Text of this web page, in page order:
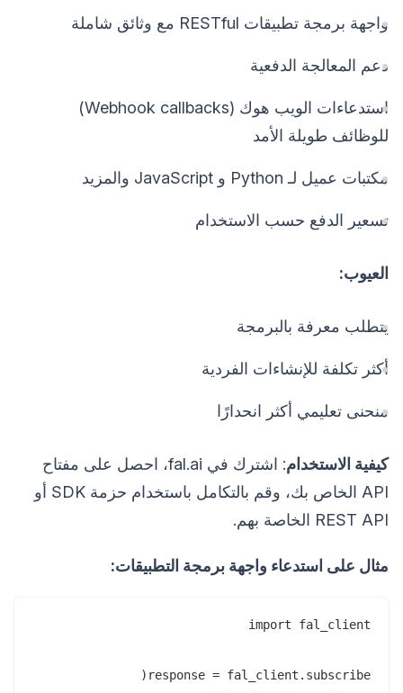
واجهة برمجة تطبيقات RESTful مع وثائق شاملة
دعم المعالجة الدفعية
استدعاءات الويب هوك (Webhook callbacks)
للوظائف طويلة الأمد
مكتبات عميل لـ Python و JavaScript والمزيد
تسعير الدفع حسب الاستخدام
العيوب:
يتطلب معرفة بالبرمجة
أكثر تكلفة للإنشاءات الفردية
منحنى تعليمي أكثر انحدارًا
كيفية الاستخدام
: اشترك في fal.ai، احصل على مفتاح
API الخاص بك، وقم بالتكامل باستخدام حزمة SDK أو
REST API الخاصة بهم.
مثال على استدعاء واجهة برمجة التطبيقات: